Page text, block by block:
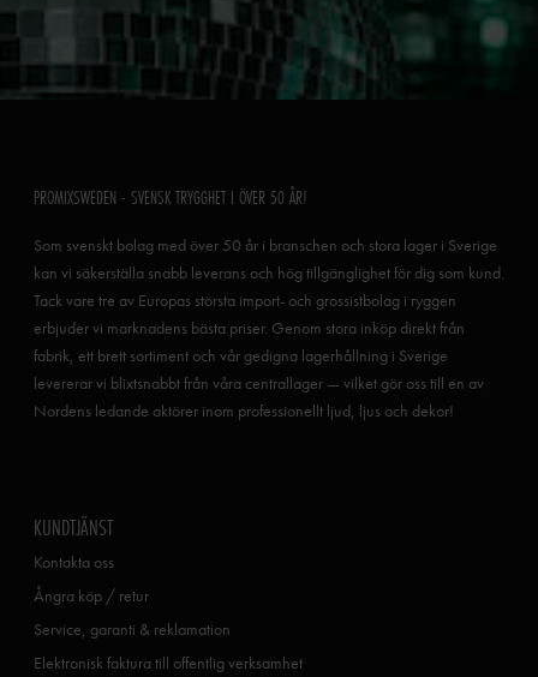
PROMIXSWEDEN - SVENSK TRYGGHET I ÖVER 50 ÅR!
Som svenskt bolag med över 50 år i branschen och stora lager i Sverige
kan vi säkerställa snabb leverans och hög tillgänglighet för dig som kund.
Tack vare tre av Europas största import- och grossistbolag i ryggen
erbjuder vi marknadens bästa priser. Genom stora inköp direkt från
fabrik, ett brett sortiment och vår gedigna lagerhållning i Sverige
levererar vi blixtsnabbt från våra centrallager — vilket gör oss till en av
Nordens ledande aktörer inom professionellt ljud, ljus och dekor!
KUNDTJÄNST
Kontakta oss
Ångra köp / retur
Service, garanti & reklamation
Elektronisk faktura till offentlig verksamhet